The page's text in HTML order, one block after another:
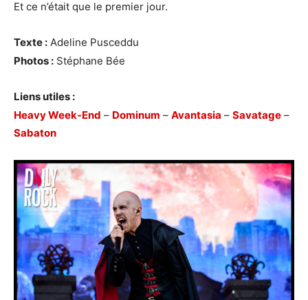
Et ce n’était que le premier jour.
Texte : Adeline Pusceddu
Photos : Stéphane Bée
Liens utiles :
Heavy Week-End – Dominum – Avantasia – Savatage –
Sabaton